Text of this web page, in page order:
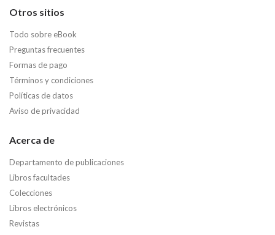
Otros sitios
Todo sobre eBook
Preguntas frecuentes
Formas de pago
Términos y condiciones
Políticas de datos
Aviso de privacidad
Acerca de
Departamento de publicaciones
Libros facultades
Colecciones
Libros electrónicos
Revistas